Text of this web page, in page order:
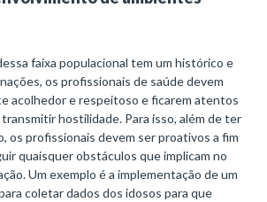
faixa populacional tem um histórico e
os profissionais de saúde devem
acolhedor e respeitoso e ficarem atentos
hostilidade. Para isso, além de ter
os profissionais devem ser proativos a fim
quaisquer obstáculos que implicam no
Um exemplo é a implementação de um
coletar dados dos idosos para que